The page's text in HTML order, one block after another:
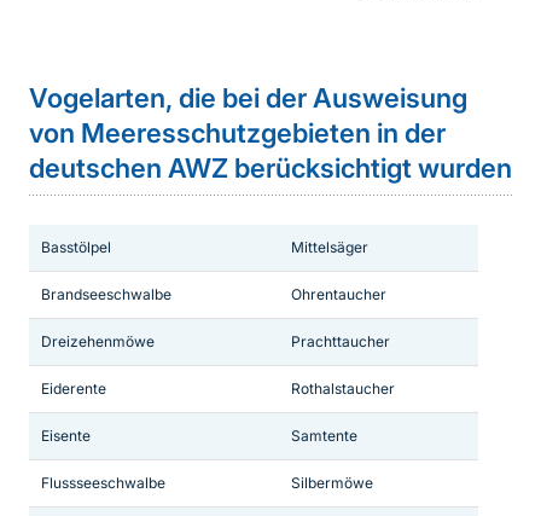
Vogelarten, die bei der Ausweisung
von Meeresschutzgebieten in der
deutschen AWZ berücksichtigt wurden
Basstölpel Mittelsäger
Brandseeschwalbe Ohrentaucher
Dreizehenmöwe Prachttaucher
Eiderente Rothalstaucher
Eisente Samtente
Flussseeschwalbe Silbermöwe